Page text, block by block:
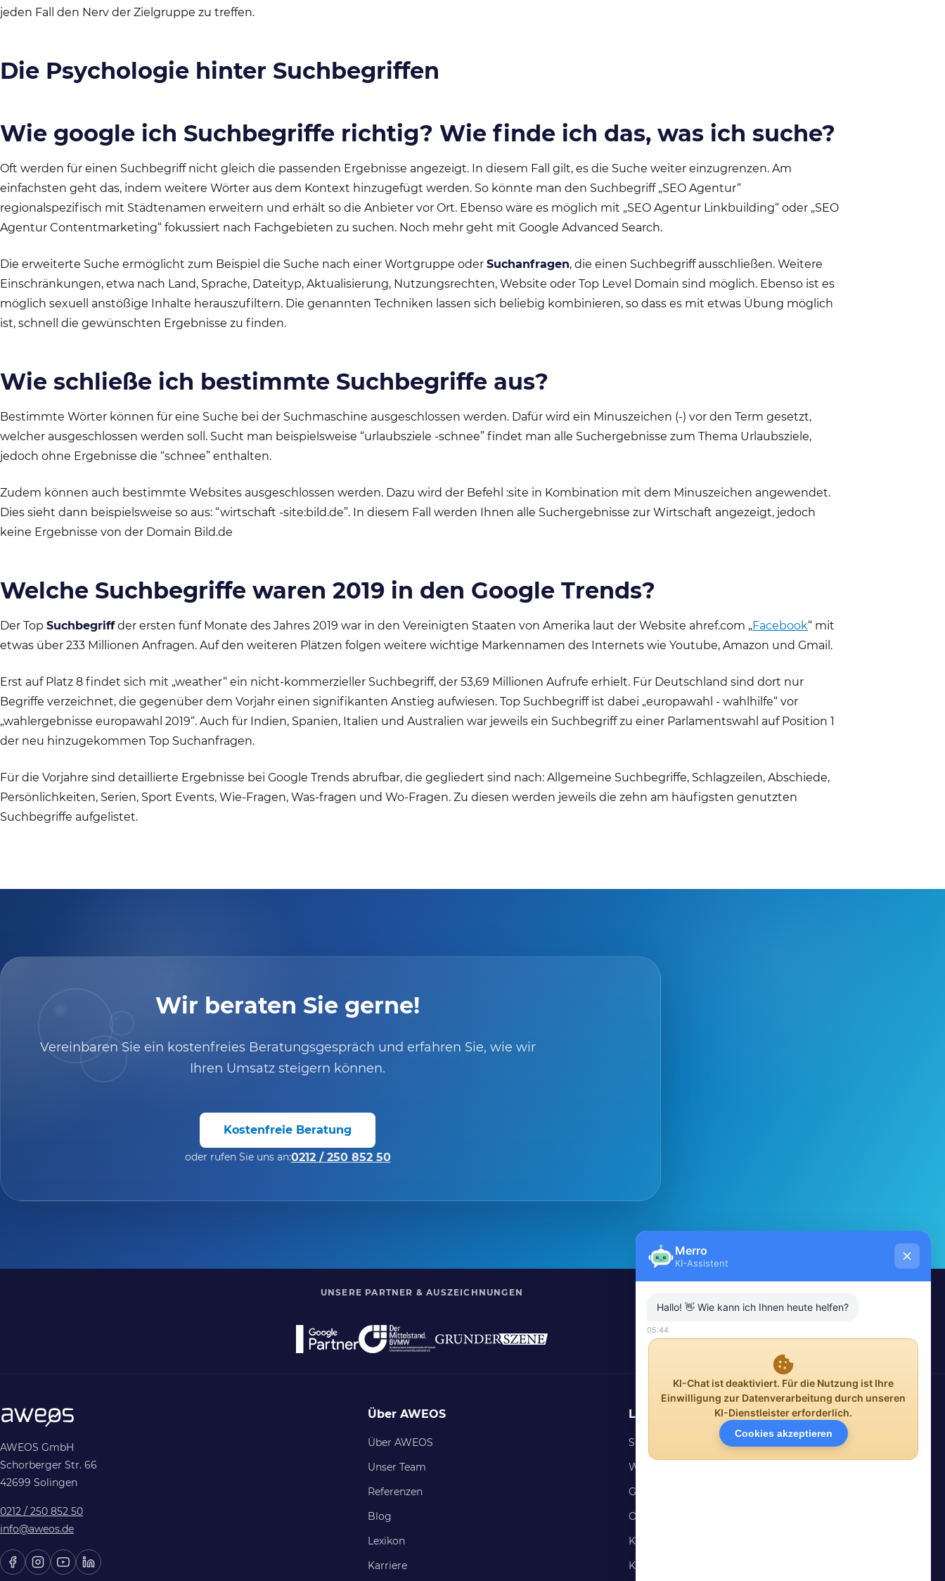
jeden Fall den Nerv der Zielgruppe zu treffen.
Die Psychologie hinter Suchbegriffen
Wie google ich Suchbegriffe richtig? Wie finde ich das, was ich suche?
Oft werden für einen Suchbegriff nicht gleich die passenden Ergebnisse angezeigt. In diesem Fall gilt, es die Suche weiter einzugrenzen. Am
einfachsten geht das, indem weitere Wörter aus dem Kontext hinzugefügt werden. So könnte man den Suchbegriff „SEO Agentur“
regionalspezifisch mit Städtenamen erweitern und erhält so die Anbieter vor Ort. Ebenso wäre es möglich mit „SEO Agentur Linkbuilding“ oder „SEO
Agentur Contentmarketing“ fokussiert nach Fachgebieten zu suchen. Noch mehr geht mit Google Advanced Search.
Die erweiterte Suche ermöglicht zum Beispiel die Suche nach einer Wortgruppe oder Suchanfragen, die einen Suchbegriff ausschließen. Weitere
Einschränkungen, etwa nach Land, Sprache, Dateityp, Aktualisierung, Nutzungsrechten, Website oder Top Level Domain sind möglich. Ebenso ist es
möglich sexuell anstößige Inhalte herauszufiltern. Die genannten Techniken lassen sich beliebig kombinieren, so dass es mit etwas Übung möglich
ist, schnell die gewünschten Ergebnisse zu finden.
Wie schließe ich bestimmte Suchbegriffe aus?
Bestimmte Wörter können für eine Suche bei der Suchmaschine ausgeschlossen werden. Dafür wird ein Minuszeichen (-) vor den Term gesetzt,
welcher ausgeschlossen werden soll. Sucht man beispielsweise “urlaubsziele -schnee” findet man alle Suchergebnisse zum Thema Urlaubsziele,
jedoch ohne Ergebnisse die “schnee” enthalten.
Zudem können auch bestimmte Websites ausgeschlossen werden. Dazu wird der Befehl :site in Kombination mit dem Minuszeichen angewendet.
Dies sieht dann beispielsweise so aus: “wirtschaft -site:bild.de”. In diesem Fall werden Ihnen alle Suchergebnisse zur Wirtschaft angezeigt, jedoch
keine Ergebnisse von der Domain Bild.de
Welche Suchbegriffe waren 2019 in den Google Trends?
Der Top Suchbegriffder ersten fünf Monate des Jahres 2019 war in den Vereinigten Staaten von Amerika laut der Website ahref.com „Facebook“ mit
etwas über 233 Millionen Anfragen. Auf den weiteren Plätzen folgen weitere wichtige Markennamen des Internets wie Youtube, Amazon und Gmail.
Erst auf Platz 8 findet sich mit „weather“ ein nicht-kommerzieller Suchbegriff, der 53,69 Millionen Aufrufe erhielt. Für Deutschland sind dort nur
Begriffe verzeichnet, die gegenüber dem Vorjahr einen signifikanten Anstieg aufwiesen. Top Suchbegriff ist dabei „europawahl - wahlhilfe“ vor
„wahlergebnisse europawahl 2019“. Auch für Indien, Spanien, Italien und Australien war jeweils ein Suchbegriff zu einer Parlamentswahl auf Position 1
der neu hinzugekommen Top Suchanfragen.
Für die Vorjahre sind detaillierte Ergebnisse bei Google Trends abrufbar, die gegliedert sind nach: Allgemeine Suchbegriffe, Schlagzeilen, Abschiede,
Persönlichkeiten, Serien, Sport Events, Wie-Fragen, Was-fragen und Wo-Fragen. Zu diesen werden jeweils die zehn am häufigsten genutzten
Suchbegriffe aufgelistet.
Wir beraten Sie gerne!
Vereinbaren Sie ein kostenfreies Beratungsgespräch und erfahren Sie, wie wir
Ihren Umsatz steigern können.
Kostenfreie Beratung
oder rufen Sie uns an:0212 / 250 852 50
UNSERE PARTNER & AUSZEICHNUNGEN
AWEOS GmbH
Schorberger Str. 66
42699 Solingen
0212 / 250 852 50
info@aweos.de
Über AWEOS
Über AWEOS
Unser Team
Referenzen
Blog
Lexikon
Karriere
Leistungen
SEO
Webdesign
Google Ads
Onlineshop
KI-Agentur
KI Sicherheitscheck